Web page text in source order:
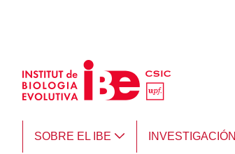
SOBRE EL IBE INVESTIGACIÓN